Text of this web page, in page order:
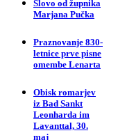
Slovo od župnika
Marjana Pučka
Praznovanje 830-
letnice prve pisne
omembe Lenarta
Obisk romarjev
iz Bad Sankt
Leonharda im
Lavanttal, 30.
maj